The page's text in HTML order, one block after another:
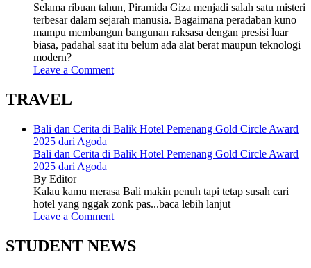
Selama ribuan tahun, Piramida Giza menjadi salah satu misteri
terbesar dalam sejarah manusia. Bagaimana peradaban kuno
mampu membangun bangunan raksasa dengan presisi luar
biasa, padahal saat itu belum ada alat berat maupun teknologi
modern?
Leave a Comment
TRAVEL
Bali dan Cerita di Balik Hotel Pemenang Gold Circle Award
2025 dari Agoda
Bali dan Cerita di Balik Hotel Pemenang Gold Circle Award
2025 dari Agoda
By Editor
Kalau kamu merasa Bali makin penuh tapi tetap susah cari
hotel yang nggak zonk pas...baca lebih lanjut
Leave a Comment
STUDENT NEWS